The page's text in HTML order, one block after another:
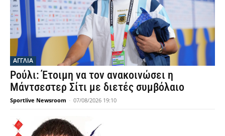
ΑΓΓΛΙΑ
Ρούλι: Έτοιμη να τον ανακοινώσει η
Μάντσεστερ Σίτι με διετές συμβόλαιο
Sportlive Newsroom - 07/08/2026 19:10